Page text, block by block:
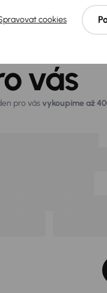
vás
pro vásvykoupíme až
cookies